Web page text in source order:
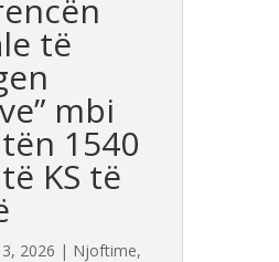
të
mbi
1540
KS të
2026 | Njoftime,